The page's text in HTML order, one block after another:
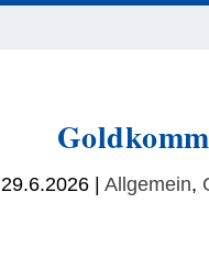
29.6.2026| Allgemein,